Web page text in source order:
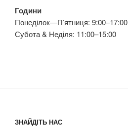
Години
Понеділок—П’ятниця: 9:00–17:00
Субота & Неділя: 11:00–15:00
ЗНАЙДІТЬ НАС